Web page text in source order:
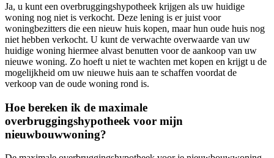
Ja, u kunt een overbruggingshypotheek krijgen als uw huidige
woning nog niet is verkocht. Deze lening is er juist voor
woningbezitters die een nieuw huis kopen, maar hun oude huis nog
niet hebben verkocht. U kunt de verwachte overwaarde van uw
huidige woning hiermee alvast benutten voor de aankoop van uw
nieuwe woning. Zo hoeft u niet te wachten met kopen en krijgt u de
mogelijkheid om uw nieuwe huis aan te schaffen voordat de
verkoop van de oude woning rond is.
Hoe bereken ik de maximale
overbruggingshypotheek voor mijn
nieuwbouwwoning?